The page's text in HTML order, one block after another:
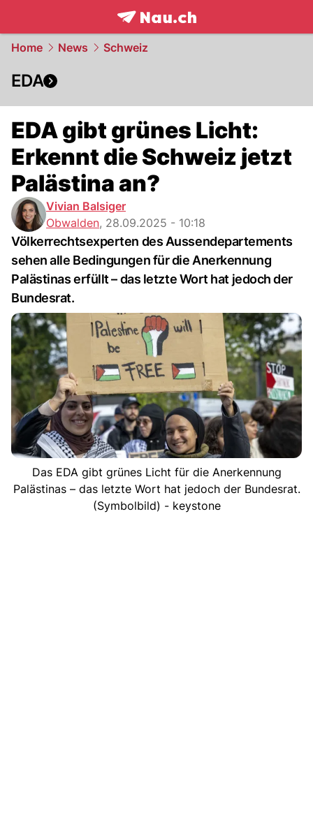
frontpage.NAU.ch
Home News Schweiz
EDA
EDA gibt grünes Licht:
Erkennt die Schweiz jetzt
Palästina an?
Vivian Balsiger
Obwalden, 28.09.2025 - 10:18
Völkerrechtsexperten des Aussendepartements
sehen alle Bedingungen für die Anerkennung
Palästinas erfüllt – das letzte Wort hat jedoch der
Bundesrat.
Das EDA gibt grünes Licht für die Anerkennung
Palästinas – das letzte Wort hat jedoch der Bundesrat.
(Symbolbild) - keystone